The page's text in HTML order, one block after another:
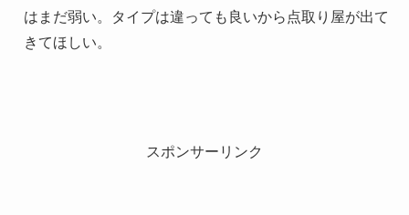
はまだ弱い。タイプは違っても良いから点取り屋が出て
きてほしい。
スポンサーリンク